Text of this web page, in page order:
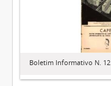
Boletim Informativo N. 12